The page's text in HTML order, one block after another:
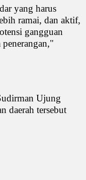
yang harus
ramai, dan aktif,
gangguan
Ujung
daerah tersebut